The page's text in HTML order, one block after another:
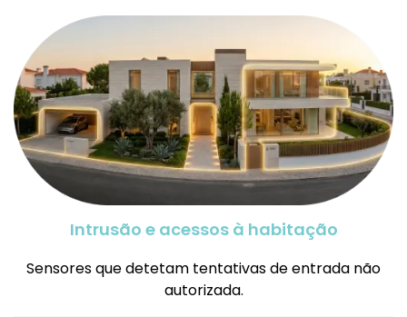
Intrusão e acessos à habitação
Sensores que detetam tentativas de entrada não
autorizada.